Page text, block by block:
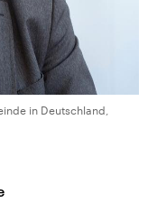
in Deutschland,